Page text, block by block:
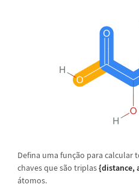
Defina uma função para calcular
chaves que são triplas{distance,
átomos.